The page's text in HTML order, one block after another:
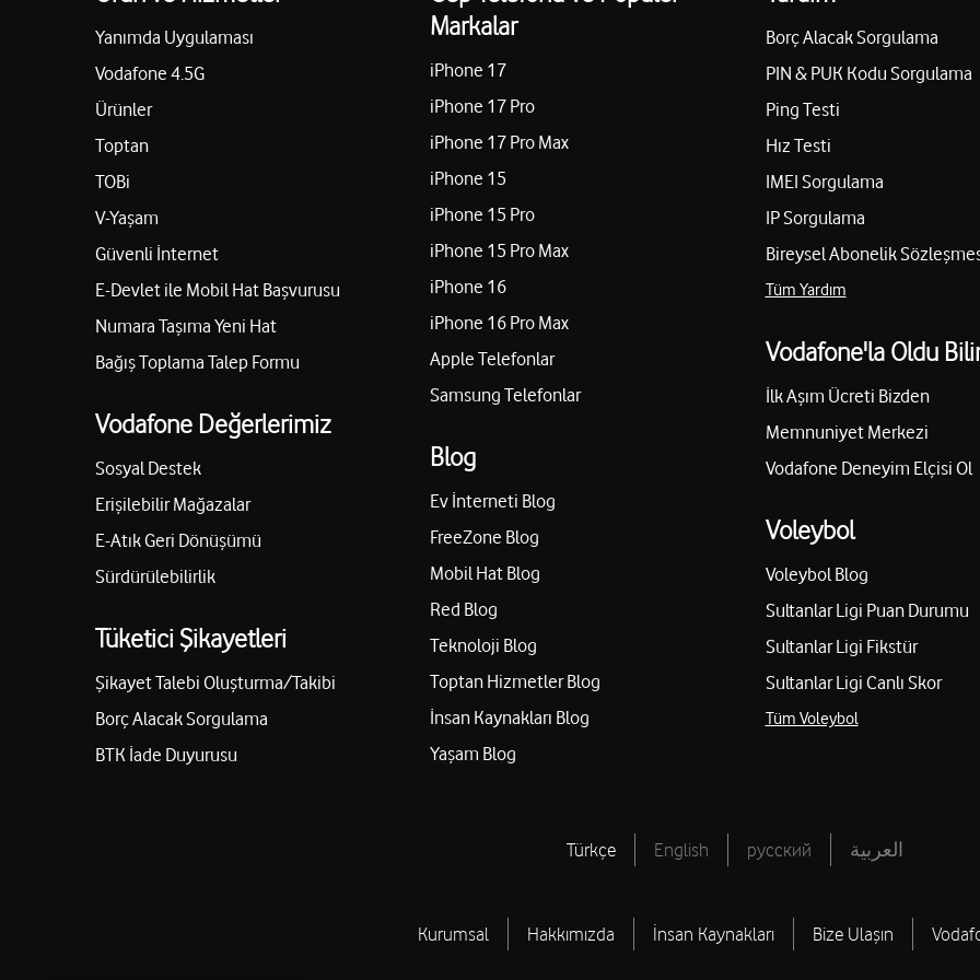
GAZİŞEHİR İLETİŞİM-ADEM ÇEVİK EDİP İLETİŞİM-ÖMER
SANURA TEKNOLOJİ 2-ÖKKEŞ EFE KORKMAZ
YEŞİLEVLER MAH.M.OGUZ GÖGÜŞ CADDESİ NO:91/B Şehitkamil/Gaziantep
05372112979
Atik İletişim - Vedat
Kayaönü Mah. İbrahim
Atik İletişim - Vedat Atik
Eydibaba Mah. Korutürk Cad. No:85 Şehitkamil/Gaziantep
03423243501
İbrahimli İletişim -
Batıkent Mah. Kürşat Tüzmen
İbrahimli İletişim - Mehmet Aksoy
İncili Pınar Mah. İstasyon Cad. Forum Avm Şehitkamil/Gaziantep
Doğan Kırgil - Ensari
Seycan İletişim – Mehmet Kaya
Yol tarifi al
05437708449
Mehmet Emin Ata
Yanımda Uygulaması
Vodafone 4.5G
Ürünler
Toptan
TOBi
V-Yaşam
Güvenli İnternet
E-Devlet ile Mobil Hat Başvurusu
Numara Taşıma Yeni Hat
Bağış Toplama Talep Formu
Vodafone Değerlerimiz
Sosyal Destek
Erişilebilir Mağazalar
E-Atık Geri Dönüşümü
Sürdürülebilirlik
Tüketici Şikayetleri
Şikayet Talebi Oluşturma/Takibi
Borç Alacak Sorgulama
BTK İade Duyurusu
Markalar
iPhone 17
iPhone 17 Pro
iPhone 17 Pro Max
iPhone 15
iPhone 15 Pro
iPhone 15 Pro Max
iPhone 16
iPhone 16 Pro Max
Apple Telefonlar
Samsung Telefonlar
Blog
Ev İnterneti Blog
FreeZone Blog
Mobil Hat Blog
Red Blog
Teknoloji Blog
Toptan Hizmetler Blog
İnsan Kaynakları Blog
Yaşam Blog
Borç Alacak Sorgulama
PIN & PUK Kodu Sorgulama
Ping Testi
Hız Testi
IMEI Sorgulama
IP Sorgulama
Bireysel Abonelik
Tüm Yardım
Vodafone'la Oldu
İlk Aşım Ücreti Bizden
Memnuniyet Merkezi
Vodafone Deneyim Elçisi Ol
Voleybol
Voleybol Blog
Sultanlar Ligi Puan Durumu
Sultanlar Ligi Fikstür
Sultanlar Ligi Canlı Skor
Tüm Voleybol
Türkçe English русский العربية
Kurumsal Hakkımızda İnsan Kaynakları Bize Ulaşın